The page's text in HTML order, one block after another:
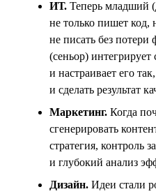
ИТ. Теперь младший
не только пишет код,
не писать без
(сеньор)
и настраивает его
и сделать результат
Маркетинг. Когда
сгенерировать
стратегия, контроль
и глубокий анализ
Дизайн. Идеи стали